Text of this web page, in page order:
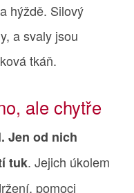
hýždě. Silový
a svaly jsou
tkáň.
ale chytře
Jen od nich
tuk. Jejich úkolem
pomoci